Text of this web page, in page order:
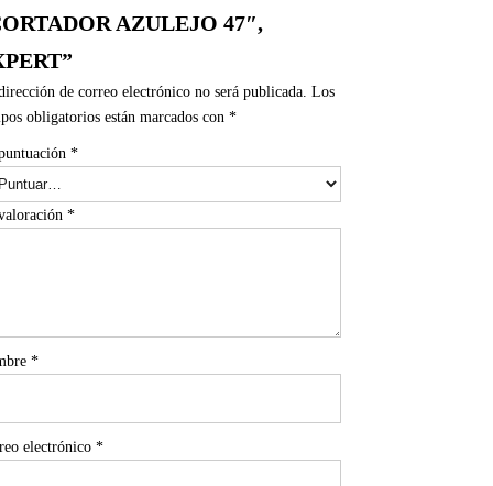
AZULEJO 47″,
de correo electrónico no será publicada. Los
obligatorios están marcados con *
*
*
*
electrónico *